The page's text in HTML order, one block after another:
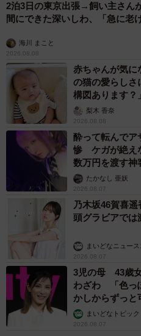
――動画の反響について、いか
「もともとInstagramを通じて
で、私は何を言われても仕方
普段あまりSNSをしない弟た
なという不安はありました。
しかし、みなさんとても褒
ントをしてくれるなんて、世
慨深くなりました。弟たちも
コメントや再生数に喜んでい
3きょうだいの今と22年前の
られました。
「こんなに美男美女なことあ
「小さい頃からそのままス
「なんかね、家族仲良しなの
「やば！！漫画みたいに美男
2泊3日の東京出張→飼い主さ
間にできた深いしわ、「急に老
海川 まこと
2026.08.08
赤ちゃんが気に
の猫の愛らし
構図あります？
梨木 香奈
2026.08.08
酔って転んで
惨 ケガが絶え
数万円を渡す神
たかなし 亜妖
2026.08.07
乃木坂46賀喜
頭グラビアでは
まいどなニュー
2026.08.07
3児の母 43歳
わざわ 「色っ
かしからずっと
まいどなトピック
2026.08.07